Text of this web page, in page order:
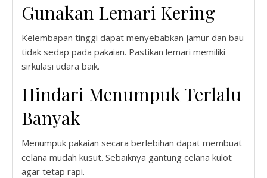
Gunakan Lemari Kering
Kelembapan tinggi dapat menyebabkan jamur dan bau
tidak sedap pada pakaian. Pastikan lemari memiliki
sirkulasi udara baik.
Hindari Menumpuk Terlalu
Banyak
Menumpuk pakaian secara berlebihan dapat membuat
celana mudah kusut. Sebaiknya gantung celana kulot
agar tetap rapi.